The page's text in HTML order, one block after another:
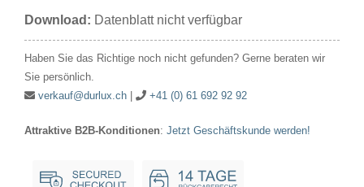
4W
klar
Download: Datenblatt nicht verfügbar
Haben Sie das Richtige noch nicht gefunden? Gerne beraten wir
Sie persönlich.
verkauf@durlux.ch| +41 (0) 61 692 92 92
Attraktive B2B-Konditionen: Jetzt Geschäftskunde werden!